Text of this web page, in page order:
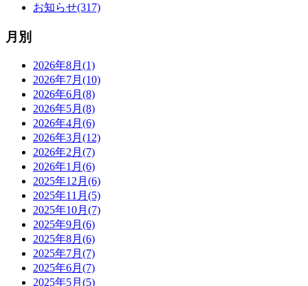
お知らせ(317)
月別
2026年8月(1)
2026年7月(10)
2026年6月(8)
2026年5月(8)
2026年4月(6)
2026年3月(12)
2026年2月(7)
2026年1月(6)
2025年12月(6)
2025年11月(5)
2025年10月(7)
2025年9月(6)
2025年8月(6)
2025年7月(7)
2025年6月(7)
2025年5月(5)